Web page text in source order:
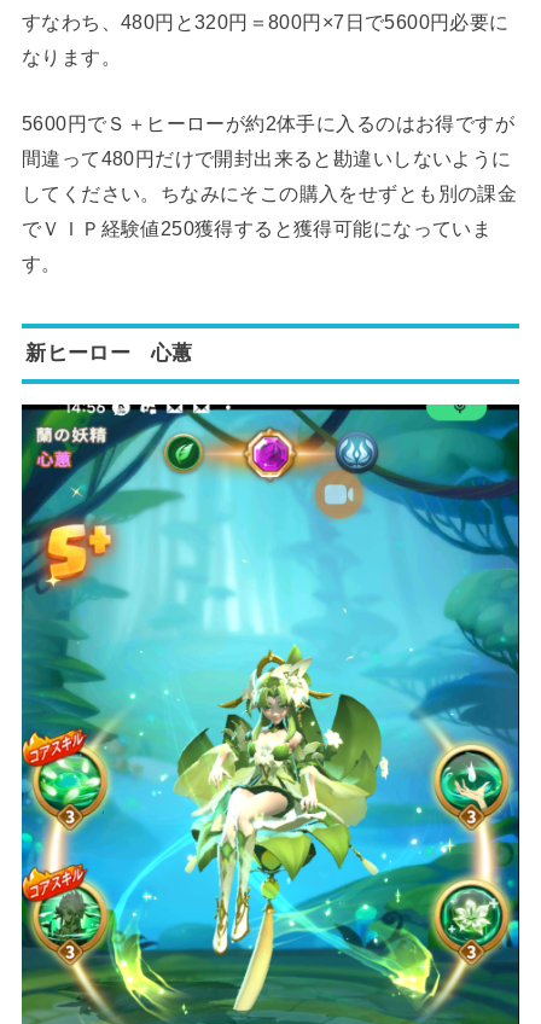
すなわち、480円と320円＝800円×7日で5600円必要に
なります。
5600円でＳ＋ヒーローが約2体手に入るのはお得ですが
間違って480円だけで開封出来ると勘違いしないように
してください。ちなみにそこの購入をせずとも別の課金
でＶＩＰ経験値250獲得すると獲得可能になっていま
す。
新ヒーロー 心蕙